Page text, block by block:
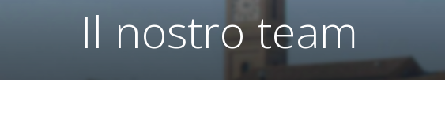
Il nostro team